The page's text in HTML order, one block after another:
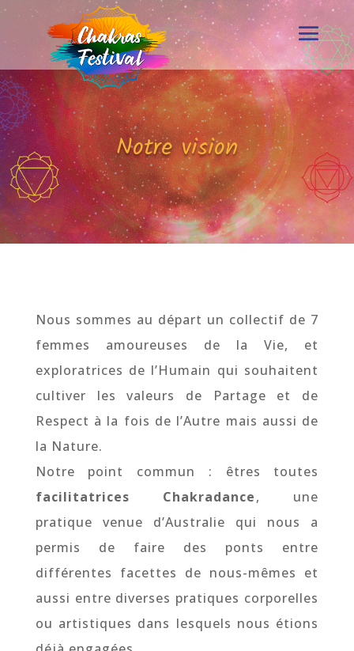
Notre vision
Nous sommes au départ un collectif de 7
femmes amoureuses de la Vie, et
exploratrices de l’Humain qui souhaitent
cultiver les valeurs de Partage et de
Respect à la fois de l’Autre mais aussi de
la Nature.
Notre point commun : êtres toutes
facilitatrices Chakradance, une
pratique venue d’Australie qui nous a
permis de faire des ponts entre
différentes facettes de nous-mêmes et
aussi entre diverses pratiques corporelles
ou artistiques dans lesquels nous étions